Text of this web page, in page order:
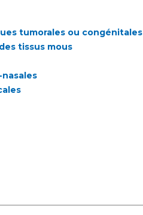
tumorales ou congénitales
tissus mous